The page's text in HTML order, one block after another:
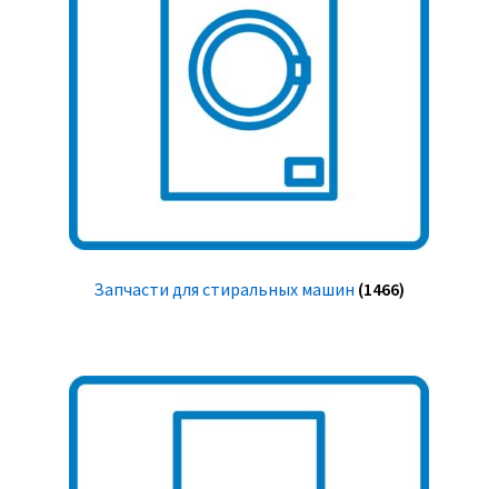
Запчасти для стиральных машин (1466)